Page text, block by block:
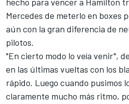
Mercedes de meterlo en boxes
aún con la gran diferencia de
pilotos.
"En cierto modo lo veía venir",
en las últimas vueltas con los
rápido. Luego cuando pusimos
claramente mucho más ritmo,